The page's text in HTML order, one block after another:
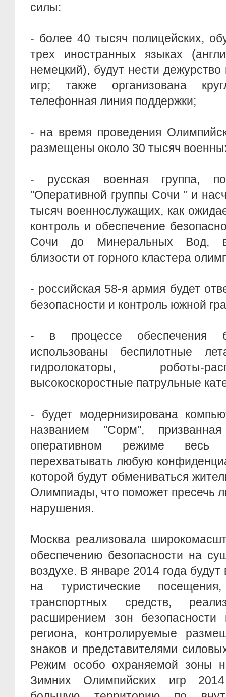
силы:
- более 40 тысяч полицейских,
трех иностранных языках
немецкий), будут нести
игр; также организована
телефонная линия поддержки;
- на время проведения
размещены около 30 тысяч
- русская военная группа,
"Оперативной группы Сочи " и
тысяч военнослужащих, как
контроль и обеспечение
Сочи до Минеральных Вод, в
близости от горного кластера
- российская 58-я армия будет
безопасности и контроль южной
- в процессе обеспечения
использованы беспилотные
гидролокаторы, роботы-
высокоскоростные патрульные
- будет модернизирована
названием "Сорм",
оперативном режиме весь
перехватывать любую
которой будут обмениваться
Олимпиады, что поможет пресечь
нарушения.
Москва реализовала
обеспечению безопасности на
воздухе. В январе 2014 года
на туристические
транспортных средств,
расширением зон безопасности
региона, контролируемые
знаков и представителями
Режим особо охраняемой зоны
Зимних Олимпийских игр